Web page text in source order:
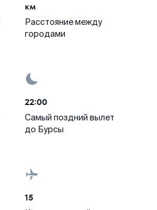
км
Расстояние между
городами
22:00
Самый поздний вылет
до Бурсы
15